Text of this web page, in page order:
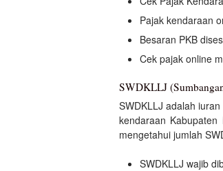
Pajak kendaraan
Besaran PKB
Cek pajak online
SWDKLLJ
SWDKLLJ adalah
kendaraan
mengetahui jumlah
SWDKLLJ wajib